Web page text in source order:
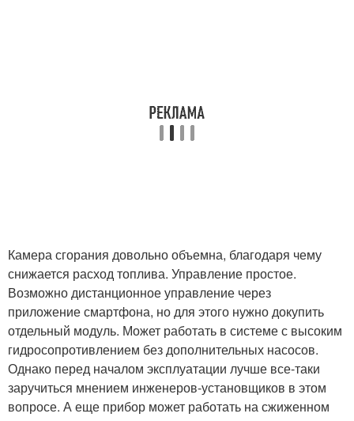
Камера сгорания довольно объемна, благодаря чему
снижается расход топлива. Управление простое.
Возможно дистанционное управление через
приложение смартфона, но для этого нужно докупить
отдельный модуль. Может работать в системе с высоким
гидросопротивлением без дополнительных насосов.
Однако перед началом эксплуатации лучше все-таки
заручиться мнением инженеров-установщиков в этом
вопросе. А еще прибор может работать на сжиженном